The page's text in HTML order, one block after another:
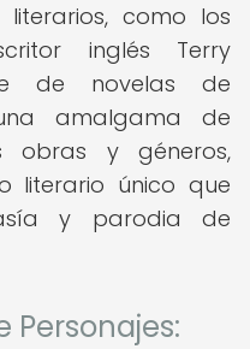
literarios, como los
inglés Terry
de novelas de
amalgama de
obras y géneros,
literario único que
y parodia de
Personajes: